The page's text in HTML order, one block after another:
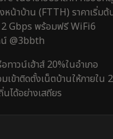
น้าบ้าน (FTTH) ราคาเริ่มต้
2 Gbps พร้อมฟรี WiFi6
@3bbth
ทาวน์เฮ้าส์ 20%ในอำเภอ
ข้าติดตั้งเน็ตบ้านให้ภายใน
นได้อย่างเสถียร